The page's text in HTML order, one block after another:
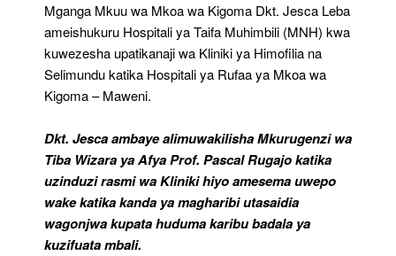
Himofili
Na
Selimundu
Kigoma
Mganga Mkuu wa Mkoa wa Kigoma Dkt. Jesca Leba
ameishukuru Hospitali ya Taifa Muhimbili (MNH) kwa
kuwezesha upatikanaji wa Kliniki ya Himofilia na
Selimundu katika Hospitali ya Rufaa ya Mkoa wa
Kigoma – Maweni.
Dkt. Jesca ambaye alimuwakilisha Mkurugenzi wa
Tiba Wizara ya Afya Prof. Pascal Rugajo katika
uzinduzi rasmi wa Kliniki hiyo amesema uwepo
wake katika kanda ya magharibi utasaidia
wagonjwa kupata huduma karibu badala ya
kuzifuata mbali.